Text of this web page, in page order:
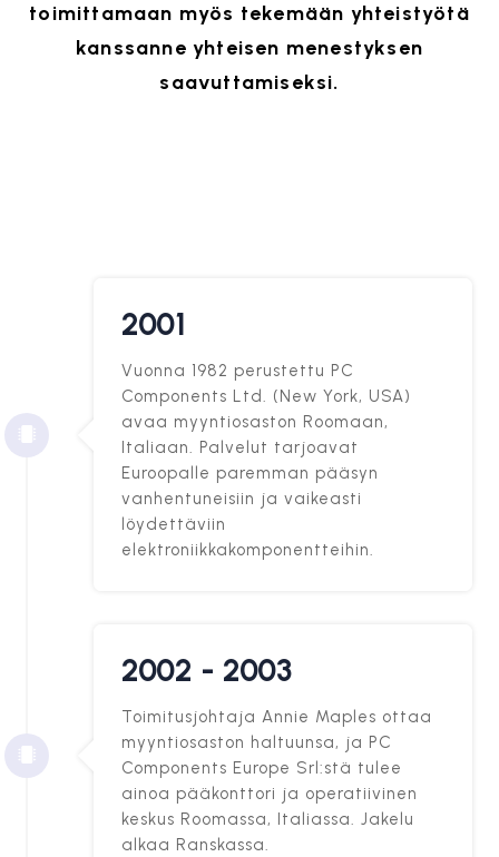
toimittamaan myös tekemään yhteistyötä
kanssanne yhteisen menestyksen
saavuttamiseksi.
2001
Vuonna 1982 perustettu PC
Components Ltd. (New York, USA)
avaa myyntiosaston Roomaan,
Italiaan. Palvelut tarjoavat
Euroopalle paremman pääsyn
vanhentuneisiin ja vaikeasti
löydettäviin
elektroniikkakomponentteihin.
2002 - 2003
Toimitusjohtaja Annie Maples ottaa
myyntiosaston haltuunsa, ja PC
Components Europe Srl:stä tulee
ainoa pääkonttori ja operatiivinen
keskus Roomassa, Italiassa. Jakelu
alkaa Ranskassa.